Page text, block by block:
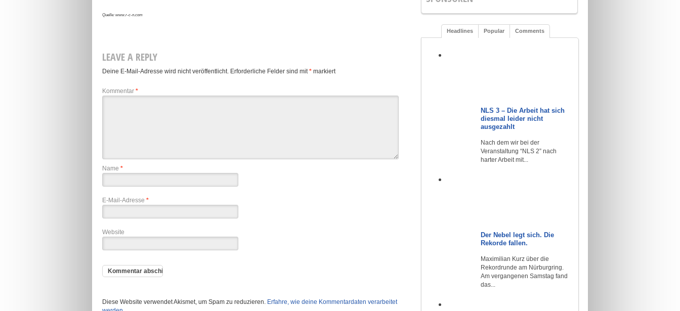
Quelle: www.r-c-n.com
LEAVE A REPLY
Deine E-Mail-Adresse wird nicht veröffentlicht. Erforderliche Felder sind mit* markiert
Kommentar *
Name *
E-Mail-Adresse *
Website
Diese Website verwendet Akismet, um Spam zu reduzieren. Erfahre, wie deine Kommentardaten verarbeitet
Headlines Popular Comments
NLS 3 – Die Arbeit hat sich
diesmal leider nicht
ausgezahlt
Nach dem wir bei der
Veranstaltung “NLS 2” nach
harter Arbeit mit...
Der Nebel legt sich. Die
Rekorde fallen.
Maximilian Kurz über die
Rekordrunde am Nürburgring.
Am vergangenen Samstag fand
das...